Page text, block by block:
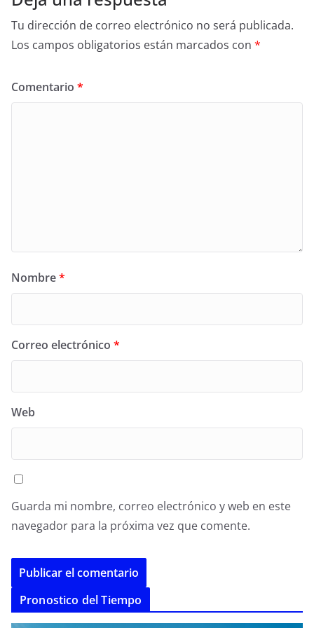
Tu dirección de correo electrónico no será publicada.
Los campos obligatorios están marcados con *
Comentario *
Nombre*
Correo electrónico *
Web
Guarda mi nombre, correo electrónico y web en este
navegador para la próxima vez que comente.
l
Pronostico del Tiempo